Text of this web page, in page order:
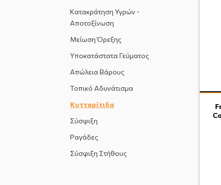
Κατακράτηση Υγρών -
Αποτοξίνωση
Μείωση Όρεξης
Υποκατάστατα Γεύματος
Απώλεια Βάρους
Τοπικό Αδυνάτισμα
Κυτταρίτιδα
Σύσφιξη
Ραγάδες
Σύσφιξη Στήθους